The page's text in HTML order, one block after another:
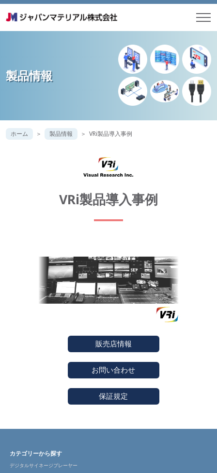
製品情報
ホーム 製品情報 VRi製品導入事例
VRi製品導入事例
販売店情報
お問い合わせ
保証規定
カテゴリーから探す
デジタルサイネージプレーヤー